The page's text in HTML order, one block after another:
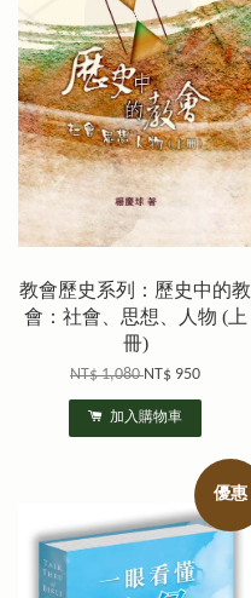
教會歷史系列：歷史中的教
會：社會、思想、人物 (上
冊)
NT$ 1,080NT$ 950
加入購物車
優惠